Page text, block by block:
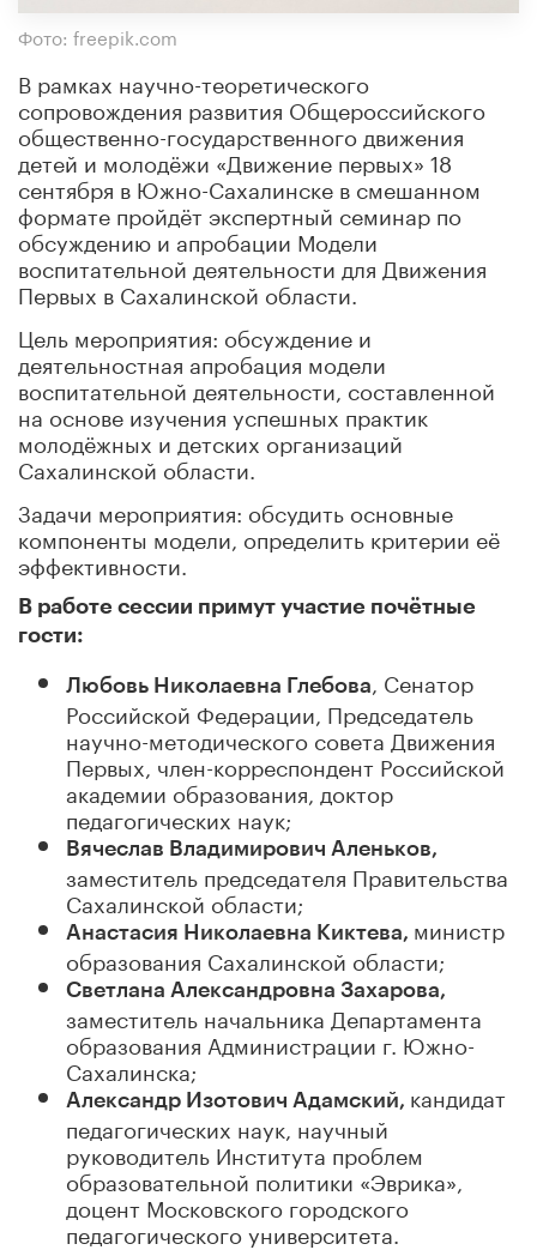
Фото: freepik.com
В рамках научно-теоретического
сопровождения развития Общероссийского
общественно-государственного движения
детей и молодёжи «Движение первых» 18
сентября в Южно-Сахалинске в смешанном
формате пройдёт экспертный семинар по
обсуждению и апробации Модели
воспитательной деятельности для Движения
Первых в Сахалинской области.
Цель мероприятия: обсуждение и
деятельностная апробация модели
воспитательной деятельности, составленной
на основе изучения успешных практик
молодёжных и детских организаций
Сахалинской области.
Задачи мероприятия: обсудить основные
компоненты модели, определить критерии её
эффективности.
В работе сессии примут участие почётные
гости:
Любовь Николаевна Глебова
, Сенатор
Российской Федерации, Председатель
научно-методического совета Движения
Первых, член-корреспондент Российской
академии образования, доктор
педагогических наук;
Вячеслав Владимирович Аленьков,
заместитель председателя Правительства
Сахалинской области;
Анастасия Николаевна Киктева, министр
образования Сахалинской области;
Светлана Александровна Захарова,
заместитель начальника Департамента
образования Администрации г. Южно-
Сахалинска;
Александр Изотович Адамский, кандидат
педагогических наук, научный
руководитель Института проблем
образовательной политики «Эврика»,
доцент Московского городского
педагогического университета.